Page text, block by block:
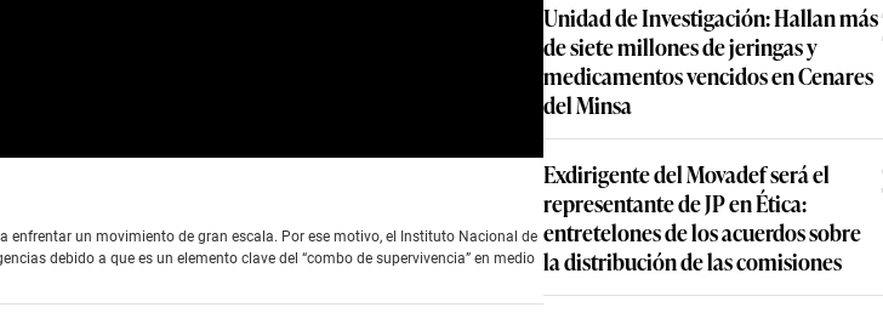
enfrentar un movimiento de gran escala. Por ese motivo, el Instituto Nacional de Defensa
a que es un elemento clave del “combo de supervivencia” en medio de un desastre
Unidad de Investigación:
de siete millones de jeringas
medicamentos vencidos en
del Minsa
Exdirigente del Movadef
representante de JP en Ética:
entretelones de los
la distribución de las